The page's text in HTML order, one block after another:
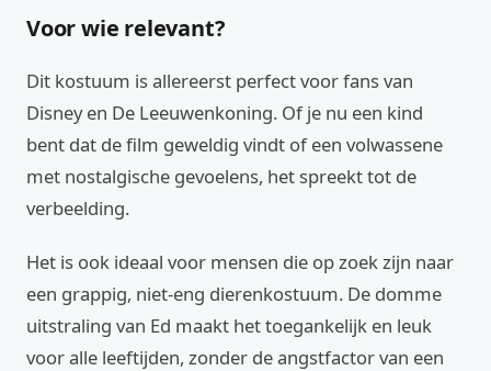
Voor wie relevant?
Dit kostuum is allereerst perfect voor fans van
Disney en De Leeuwenkoning. Of je nu een kind
bent dat de film geweldig vindt of een volwassene
met nostalgische gevoelens, het spreekt tot de
verbeelding.
Het is ook ideaal voor mensen die op zoek zijn naar
een grappig, niet-eng dierenkostuum. De domme
uitstraling van Ed maakt het toegankelijk en leuk
voor alle leeftijden, zonder de angstfactor van een